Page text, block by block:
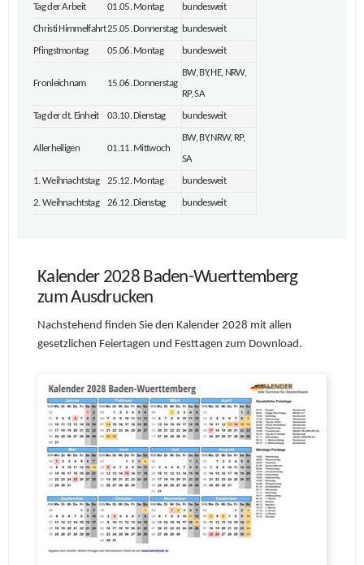
Tag der Arbeit 01.05. Montag bundesweit
Christi Himmelfahrt25.05. Donnerstag bundesweit
Pfingstmontag 05.06. Montag bundesweit
Fronleichnam 15.06. Donnerstag
BW, BY, HE, NRW,
RP, SA
Tag der dt. Einheit 03.10. Dienstag bundesweit
Allerheiligen 01.11. Mittwoch
BW, BY, NRW, RP,
SA
1. Weihnachtstag 25.12. Montag bundesweit
2. Weihnachtstag 26.12. Dienstag bundesweit
Kalender 2028 Baden-Wuerttemberg
zum Ausdrucken
Nachstehend finden Sie den Kalender 2028 mit allen
gesetzlichen Feiertagen und Festtagen zum Download.